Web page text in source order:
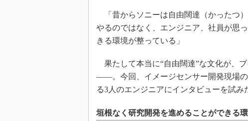
「昔からソニーは自由闊達（かったつ
やるのではなく、エンジニア、社員が思
きる環境が整っている」
果たして本当に“自由闊達”な文化が、
――。今回、イメージセンサー開発現場の
る3人のエンジニアにインタビューを試み
垣根なく研究開発を進めることができる